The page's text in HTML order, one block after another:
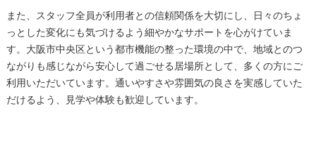
また、スタッフ全員が利用者との信頼関係を大切にし、日々のちょ
っとした変化にも気づけるよう細やかなサポートを心がけていま
す。大阪市中央区という都市機能の整った環境の中で、地域とのつ
ながりも感じながら安心して過ごせる居場所として、多くの方にご
利用いただいています。通いやすさや雰囲気の良さを実感していた
だけるよう、見学や体験も歓迎しています。